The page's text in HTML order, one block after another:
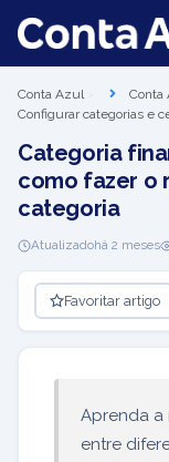
Conta Azul Conta
Configurar categorias e
Categoria
como fazer o
categoria
Atualizadohá 2 meses
Favoritar artigo
Aprenda a
entre